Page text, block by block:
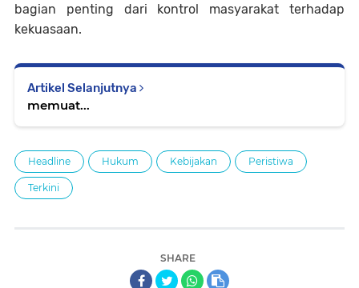
bagian penting dari kontrol masyarakat terhadap
kekuasaan.
Artikel Selanjutnya
memuat...
Headline Hukum Kebijakan Peristiwa
Terkini
SHARE